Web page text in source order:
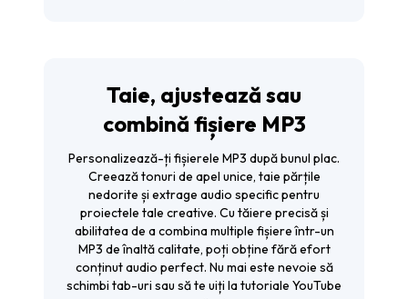
Taie, ajustează sau
combină fișiere MP3
Personalizează-ți fișierele MP3 după bunul plac.
Creează tonuri de apel unice, taie părțile
nedorite și extrage audio specific pentru
proiectele tale creative. Cu tăiere precisă și
abilitatea de a combina multiple fișiere într-un
MP3 de înaltă calitate, poți obține fără efort
conținut audio perfect. Nu mai este nevoie să
schimbi tab-uri sau să te uiți la tutoriale YouTube